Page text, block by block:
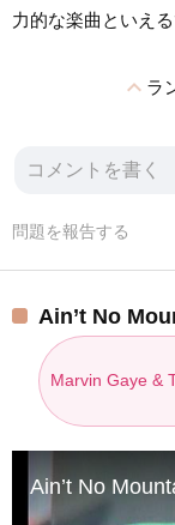
力的な楽曲といえる
expand_lessラ
問題を報告する
Ain’t No
Marvin Gaye &
Ain’t No